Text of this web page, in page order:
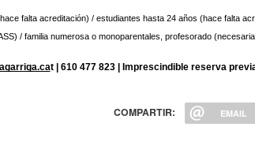
falta acreditación) / estudiantes hasta 24 años (hace falta
/ familia numerosa o monoparentales, profesorado
t | 610 477 823 | Imprescindible reserva
COMPARTIR: EMAIL